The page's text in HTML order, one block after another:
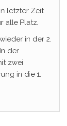
letzter Zeit
alle Platz.
in der 2.
der
zwei
in die 1.